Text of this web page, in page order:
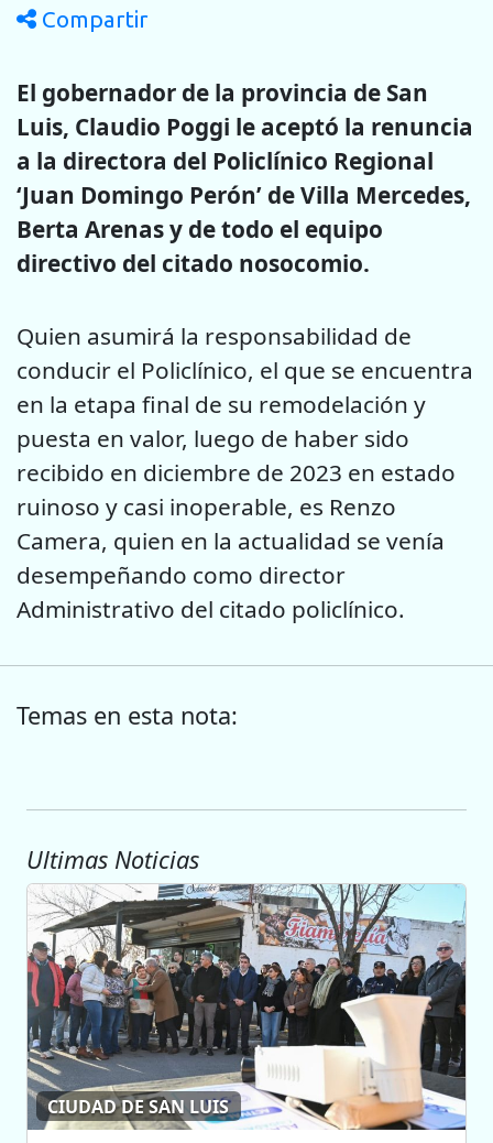
Compartir
El gobernador de la provincia de San
Luis, Claudio Poggi le aceptó la renuncia
a la directora del Policlínico Regional
‘Juan Domingo Perón’ de Villa Mercedes,
Berta Arenas y de todo el equipo
directivo del citado nosocomio.
Quien asumirá la responsabilidad de
conducir el Policlínico, el que se encuentra
en la etapa final de su remodelación y
puesta en valor, luego de haber sido
recibido en diciembre de 2023 en estado
ruinoso y casi inoperable, es Renzo
Camera, quien en la actualidad se venía
desempeñando como director
Administrativo del citado policlínico.
Temas en esta nota:
Ultimas Noticias
CIUDAD DE SAN LUIS